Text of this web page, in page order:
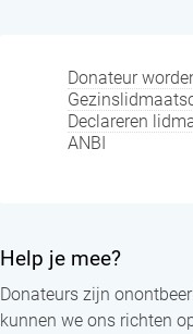
Donateur
Declareren
ANBI
Help je mee?
Donateurs zijn
kunnen we ons richten